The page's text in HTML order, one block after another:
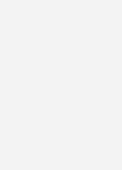
Partner, der unseren
Praxisnähe teilt. Die
für unsere
als
und Industrie“, sagt Stefan
■